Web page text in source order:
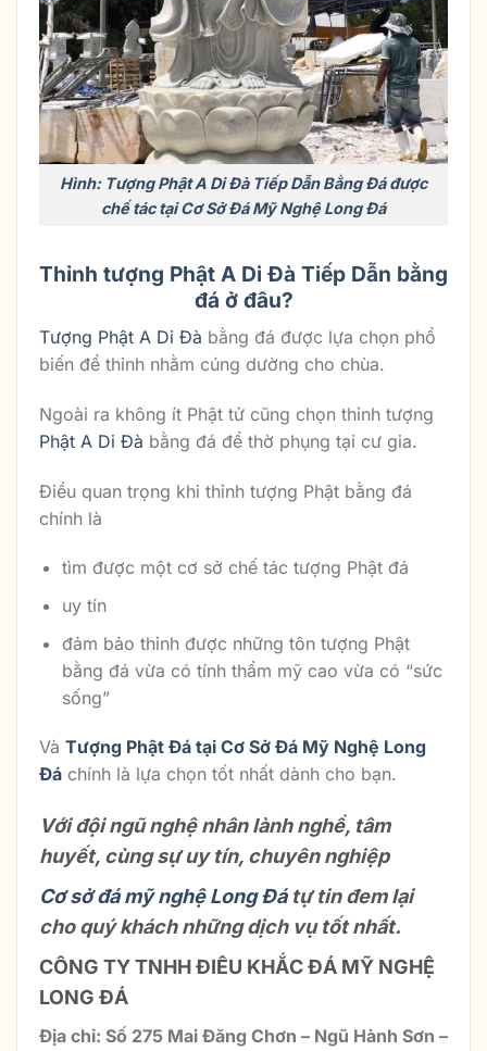
Hình: Tượng Phật A Di Đà Tiếp Dẫn Bằng Đá được
chế tác tại Cơ Sở Đá Mỹ Nghệ Long Đá
Thỉnh tượng Phật A Di Đà Tiếp Dẫn bằng
đá ở đâu?
Tượng Phật A Di Đà bằng đá được lựa chọn phổ
biến để thỉnh nhằm cúng dường cho chùa.
Ngoài ra không ít Phật tử cũng chọn thỉnh tượng
Phật A Di Đà bằng đá để thờ phụng tại cư gia.
Điều quan trọng khi thỉnh tượng Phật bằng đá
chính là
tìm được một cơ sở chế tác tượng Phật đá
uy tín
đảm bảo thỉnh được những tôn tượng Phật
bằng đá vừa có tính thẩm mỹ cao vừa có “sức
sống”
Và Tượng Phật Đá tại Cơ Sở Đá Mỹ Nghệ Long
Đá chính là lựa chọn tốt nhất dành cho bạn.
Với đội ngũ nghệ nhân lành nghề, tâm
huyết, cùng sự uy tín, chuyên nghiệp
Cơ sở đá mỹ nghệ Long Đátự tin đem lại
cho quý khách những dịch vụ tốt nhất.
CÔNG TY TNHH ĐIÊU KHẮC ĐÁ MỸ NGHỆ
LONG ĐÁ
Địa chỉ: Số 275 Mai Đăng Chơn – Ngũ Hành Sơn –